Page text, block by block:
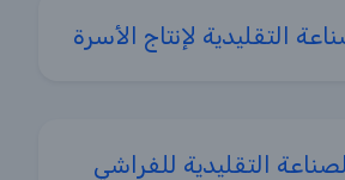
التقليدية لإنتاج الأسرة
التقليدية للفراشي